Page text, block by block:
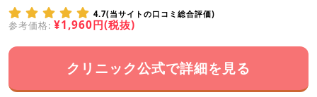
4.7(当サイトの口コミ総合評価)
参考価格: ¥1,960円(税抜)
クリニック公式で詳細を見る